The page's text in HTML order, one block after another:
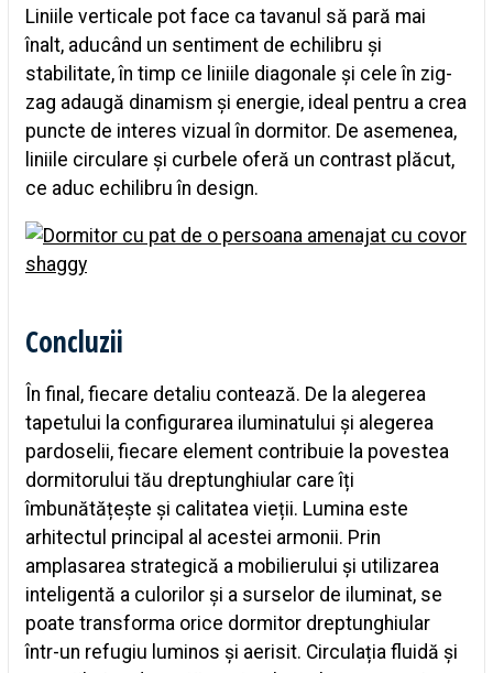
Liniile verticale pot face ca tavanul să pară mai
înalt, aducând un sentiment de echilibru și
stabilitate, în timp ce liniile diagonale și cele în zig-
zag adaugă dinamism și energie, ideal pentru a crea
puncte de interes vizual în dormitor. De asemenea,
liniile circulare și curbele oferă un contrast plăcut,
ce aduc echilibru în design.
Concluzii
În final, fiecare detaliu contează. De la alegerea
tapetului la configurarea iluminatului și alegerea
pardoselii, fiecare element contribuie la povestea
dormitorului tău dreptunghiular care îți
îmbunătățește și calitatea vieții. Lumina este
arhitectul principal al acestei armonii. Prin
amplasarea strategică a mobilierului și utilizarea
inteligentă a culorilor și a surselor de iluminat, se
poate transforma orice dormitor dreptunghiular
într-un refugiu luminos și aerisit. Circulația fluidă și